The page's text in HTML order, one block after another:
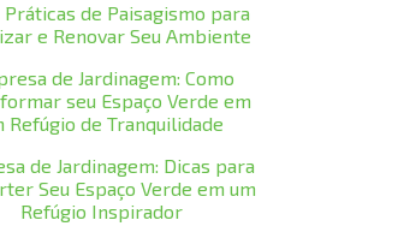
Práticas de Paisagismo para
e Renovar Seu Ambiente
de Jardinagem: Como
seu Espaço Verde em
Refúgio de Tranquilidade
de Jardinagem: Dicas para
Seu Espaço Verde em um
Refúgio Inspirador